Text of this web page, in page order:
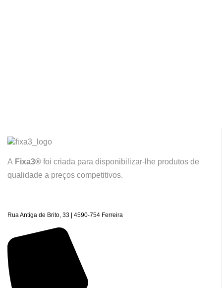
A Fixa3® foi criada para disponibilizar-lhe produtos de
qualidade a preços competitivos.
Rua Antiga de Brito, 33 | 4590-754 Ferreira